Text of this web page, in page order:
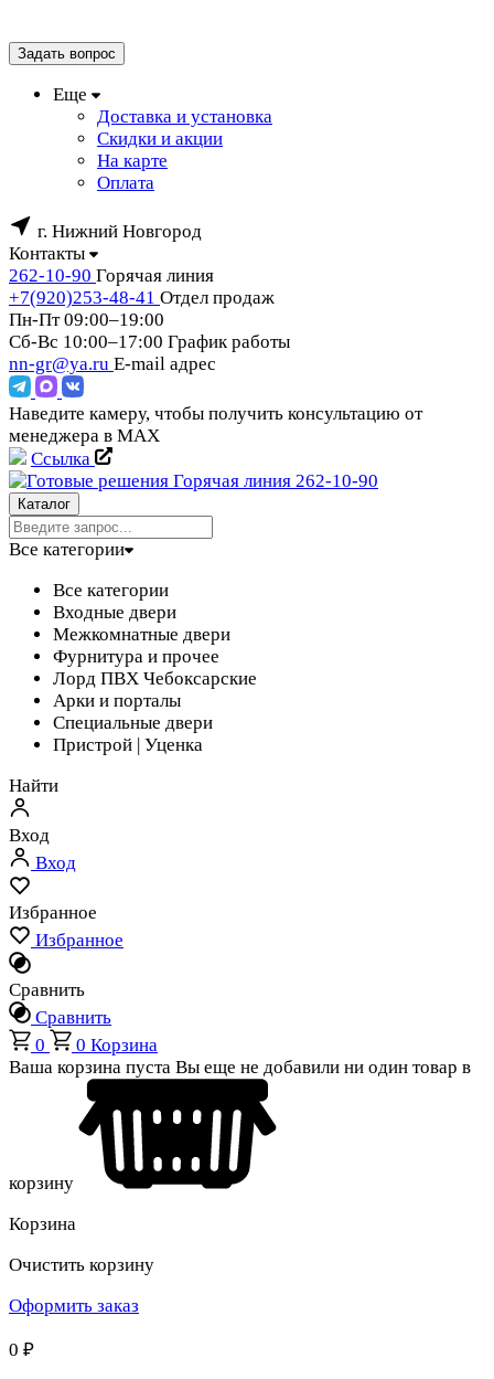
Задать вопрос
Еще
Доставка и установка
Скидки и акции
На карте
Оплата
г. Нижний Новгород
Контакты
262-10-90 Горячая линия
+7(920)253-48-41 Отдел продаж
Пн-Пт 09:00–19:00
Сб-Вс 10:00–17:00 График работы
nn-gr@ya.ru E-mail адрес
Наведите камеру, чтобы получить консультацию от
менеджера в MAX
Ссылка
Горячая линия 262-10-90
Каталог
Все категории
Все категории
Входные двери
Межкомнатные двери
Фурнитура и прочее
Лорд ПВХ Чебоксарские
Арки и порталы
Специальные двери
Пристрой | Уценка
Найти
Вход
Вход
Избранное
Избранное
Сравнить
Сравнить
0
0 Корзина
Ваша корзина пуста Вы еще не добавили ни один товар в
корзину
Корзина
Очистить корзину
Оформить заказ
0 ₽